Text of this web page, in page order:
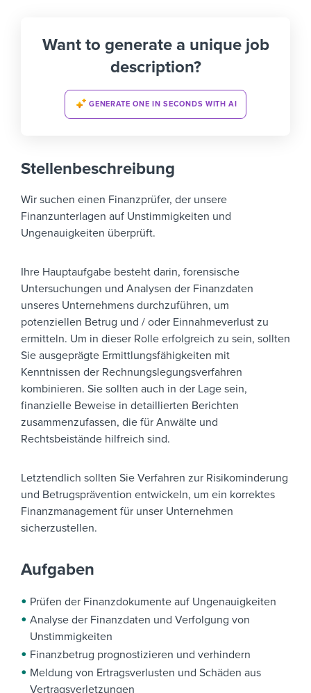
Want to generate a unique job
description?
GENERATE ONE IN SECONDS WITH AI
Stellenbeschreibung
Wir suchen einen Finanzprüfer, der unsere
Finanzunterlagen auf Unstimmigkeiten und
Ungenauigkeiten überprüft.
Ihre Hauptaufgabe besteht darin, forensische
Untersuchungen und Analysen der Finanzdaten
unseres Unternehmens durchzuführen, um
potenziellen Betrug und / oder Einnahmeverlust zu
ermitteln. Um in dieser Rolle erfolgreich zu sein, sollten
Sie ausgeprägte Ermittlungsfähigkeiten mit
Kenntnissen der Rechnungslegungsverfahren
kombinieren. Sie sollten auch in der Lage sein,
finanzielle Beweise in detaillierten Berichten
zusammenzufassen, die für Anwälte und
Rechtsbeistände hilfreich sind.
Letztendlich sollten Sie Verfahren zur Risikominderung
und Betrugsprävention entwickeln, um ein korrektes
Finanzmanagement für unser Unternehmen
sicherzustellen.
Aufgaben
Prüfen der Finanzdokumente auf Ungenauigkeiten
Analyse der Finanzdaten und Verfolgung von
Unstimmigkeiten
Finanzbetrug prognostizieren und verhindern
Meldung von Ertragsverlusten und Schäden aus
Vertragsverletzungen